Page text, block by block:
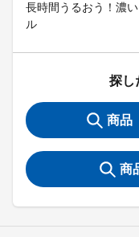
長時間うるおう！濃
ル
探し
商品
商